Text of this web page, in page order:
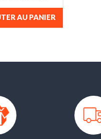
- 6585097 - BCD
S
AU PANIER